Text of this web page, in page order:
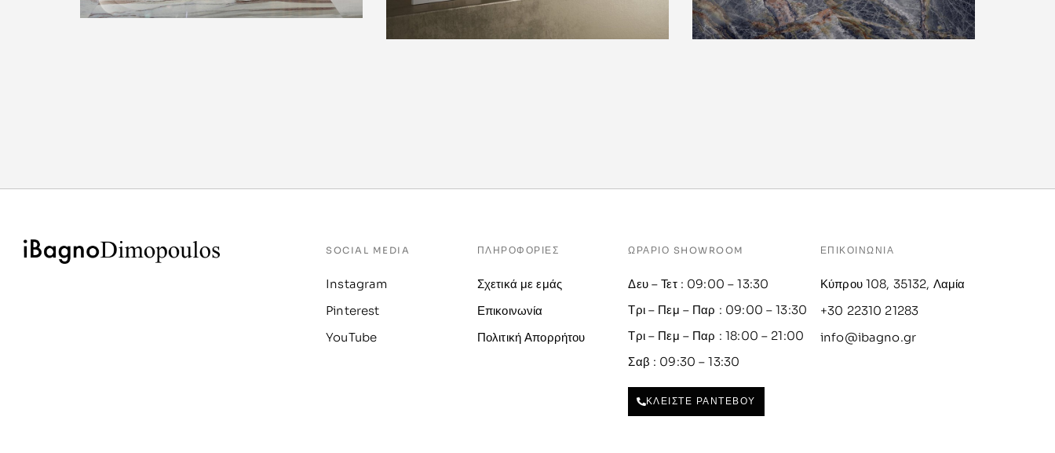
SOCIAL MEDIA
Instagram
Pinterest
YouTube
ΠΛΗΡΟΦΟΡΙΕΣ
Σχετικά με εμάς
Επικοινωνία
Πολιτική Απορρήτου
ΩΡΑΡΙΟ SHOWROOM
Δευ – Τετ : 09:00 – 13:30
Τρι – Πεμ – Παρ : 09:00 – 13:30
Τρι – Πεμ – Παρ : 18:00 – 21:00
Σαβ : 09:30 – 13:30
ΚΛΕΙΣΤΕ ΡΑΝΤΕΒΟΥ
ΕΠΙΚΟΙΝΩΝΙΑ
Κύπρου 108, 35132, Λαμία
+30 22310 21283
info@ibagno.gr